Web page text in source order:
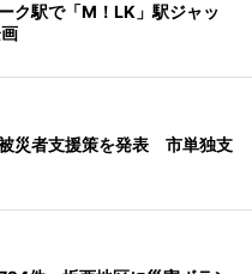
ク駅で「M！LK」駅ジャッ
災者支援策を発表 市単独支